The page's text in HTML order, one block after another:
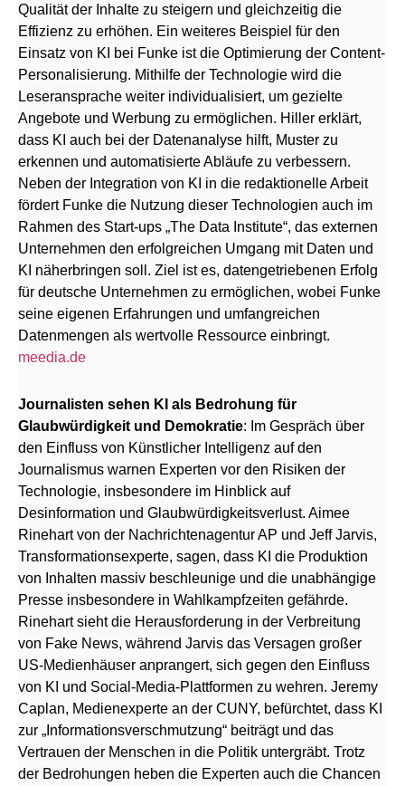
Qualität der Inhalte zu steigern und gleichzeitig die
Effizienz zu erhöhen. Ein weiteres Beispiel für den
Einsatz von KI bei Funke ist die Optimierung der Content-
Personalisierung. Mithilfe der Technologie wird die
Leseransprache weiter individualisiert, um gezielte
Angebote und Werbung zu ermöglichen. Hiller erklärt,
dass KI auch bei der Datenanalyse hilft, Muster zu
erkennen und automatisierte Abläufe zu verbessern.
Neben der Integration von KI in die redaktionelle Arbeit
fördert Funke die Nutzung dieser Technologien auch im
Rahmen des Start-ups „The Data Institute“, das externen
Unternehmen den erfolgreichen Umgang mit Daten und
KI näherbringen soll. Ziel ist es, datengetriebenen Erfolg
für deutsche Unternehmen zu ermöglichen, wobei Funke
seine eigenen Erfahrungen und umfangreichen
Datenmengen als wertvolle Ressource einbringt.
meedia.de
Journalisten sehen KI als Bedrohung für
Glaubwürdigkeit und Demokratie: Im Gespräch über
den Einfluss von Künstlicher Intelligenz auf den
Journalismus warnen Experten vor den Risiken der
Technologie, insbesondere im Hinblick auf
Desinformation und Glaubwürdigkeitsverlust. Aimee
Rinehart von der Nachrichtenagentur AP und Jeff Jarvis,
Transformationsexperte, sagen, dass KI die Produktion
von Inhalten massiv beschleunige und die unabhängige
Presse insbesondere in Wahlkampfzeiten gefährde.
Rinehart sieht die Herausforderung in der Verbreitung
von Fake News, während Jarvis das Versagen großer
US-Medienhäuser anprangert, sich gegen den Einfluss
von KI und Social-Media-Plattformen zu wehren. Jeremy
Caplan, Medienexperte an der CUNY, befürchtet, dass KI
zur „Informationsverschmutzung“ beiträgt und das
Vertrauen der Menschen in die Politik untergräbt. Trotz
der Bedrohungen heben die Experten auch die Chancen